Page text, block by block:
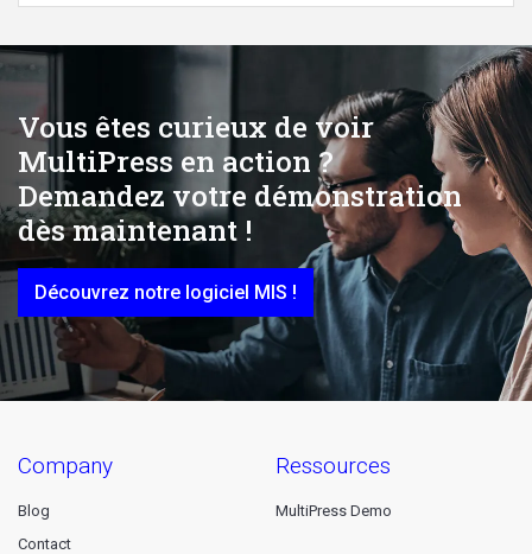
Vous êtes curieux de voir
MultiPress en action ?
Demandez votre démonstration
dès maintenant !
Découvrez notre logiciel MIS !
company
Blog
Contact
ressources
MultiPress Demo